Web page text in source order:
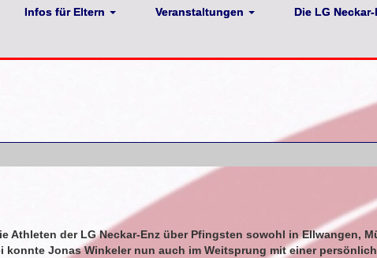
Infos für Eltern Veranstaltungen Die LG Neckar-
Athleten der LG Neckar-Enz über Pfingsten sowohl in Ellwangen,
konnte Jonas Winkeler nun auch im Weitsprung mit einer